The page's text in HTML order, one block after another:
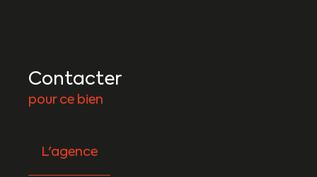
Contacter
pour ce bien
L'agence